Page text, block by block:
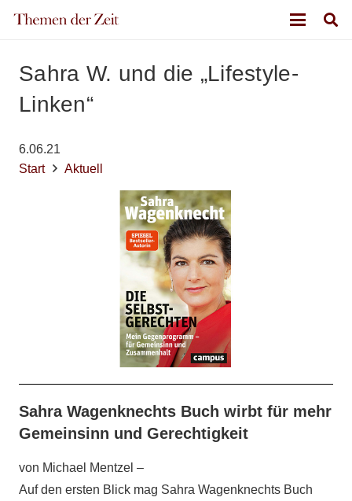
Sahra W. und die „Lifestyle-
Linken“
6.06.21
Start
Aktuell
Sahra Wagenknechts Buch wirbt für mehr
Gemeinsinn und Gerechtigkeit
von Michael Mentzel –
Auf den ersten Blick mag Sahra Wagenknechts Buch